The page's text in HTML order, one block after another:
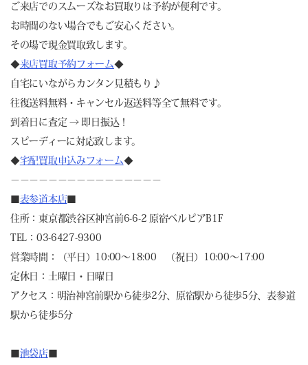
ご来店でのスムーズなお買取りは予約が便利です。
お時間のない場合でもご安心ください。
その場で現金買取致します。
◆来店買取予約フォーム◆
自宅にいながらカンタン見積もり♪
往復送料無料・キャンセル返送料等全て無料です。
到着日に査定 → 即日振込！
スピーディーに対応致します。
◆宅配買取申込みフォーム◆
－－－－－－－－－－－－－－－－
表参道本店
住所：東京都渋谷区神宮前6-6-2 原宿ベルピアB1F
TEL：03-6427-9300
営業時間：（平日）10:00～18:00 （祝日）10:00～17:00
定休日：土曜日・日曜日
アクセス：明治神宮前駅から徒歩2分、原宿駅から徒歩5分、表参道
駅から徒歩5分
池袋店